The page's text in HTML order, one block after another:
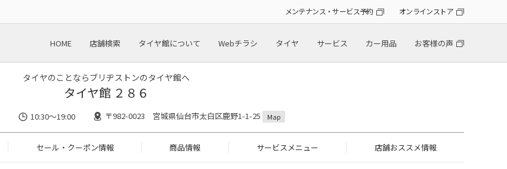
メンテナンス・サービス予約 オンラインストア
HOME 店舗検索 タイヤ館について Webチラシ タイヤ サービス カー用品 お客様の声
タイヤのことならブリヂストンのタイヤ館へ
タイヤ館 ２８６
10:30～19:00 〒982-0023 宮城県仙台市太白区鹿野1-1-25 Map
セール・クーポン情報 商品情報 サービスメニュー 店舗おススメ情報